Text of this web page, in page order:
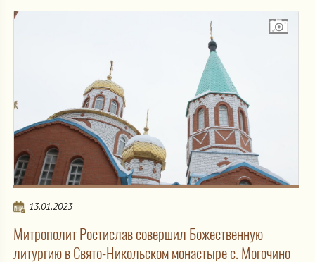
13.01.2023
Митрополит Ростислав совершил Божественную
литургию в Свято-Никольском монастыре с. Могочино